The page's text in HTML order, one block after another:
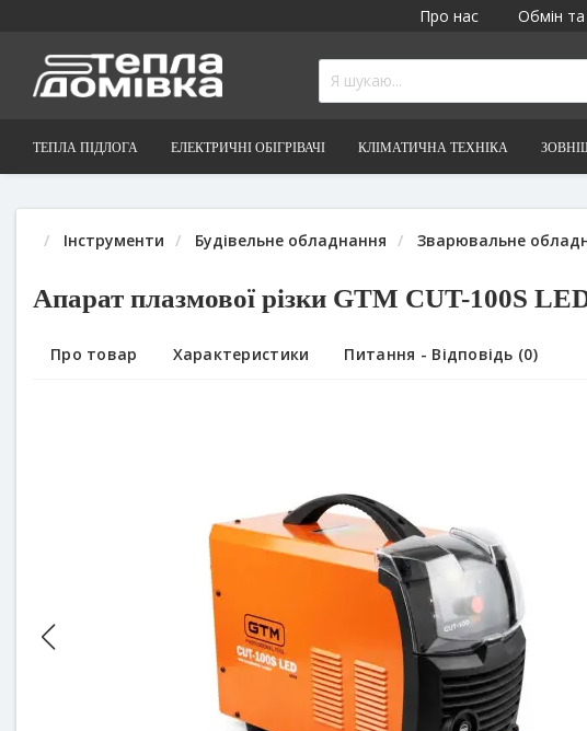
Про нас Обмін
ТЕПЛА ПІДЛОГА ЕЛЕКТРИЧНІ ОБІГРІВАЧІ КЛІМАТИЧНА ТЕХНІКА
Інструменти Будівельне обладнання Зварювальне
Апарат плазмової різки GTM CUT-100S
Про товар Характеристики Питання - Відповідь (0)